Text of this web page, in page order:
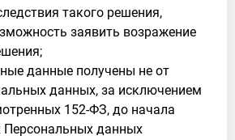
такого решения,
заявить возражение
данные получены не от
данных, за исключением
152-ФЗ, до начала
Персональных данных